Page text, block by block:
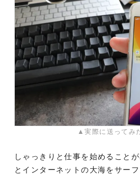
▲実際に送ってみ
しゃっきりと仕事を始めること
とインターネットの大海をサー